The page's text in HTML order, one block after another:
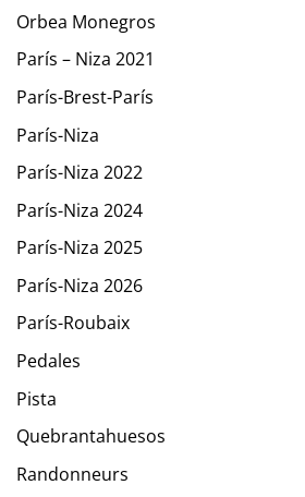
Orbea Monegros
París – Niza 2021
París-Brest-París
París-Niza
París-Niza 2022
París-Niza 2024
París-Niza 2025
París-Niza 2026
París-Roubaix
Pedales
Pista
Quebrantahuesos
Randonneurs